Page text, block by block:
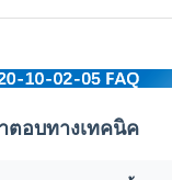
ตอบทางเทคนิค